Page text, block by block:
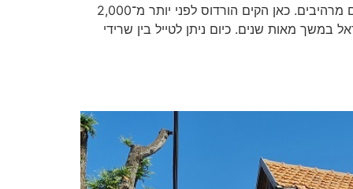
גן לאומי קיסריה הוא אחד מאתרי המורשת המרשימים והמבוקשים בישראל, המשלב היסטוריה, ארכיאולוגיה, טבע ונופי ים מרהיבים. כאן הקים הורדוס לפני יותר מ־2,000
מאות שנים. כיום ניתן לטייל בין שרידי